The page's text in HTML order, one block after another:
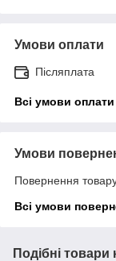
Умови оплати
Післяплата
Всі умови оплати
Умови
Повернення
Всі умови
Подібні товари